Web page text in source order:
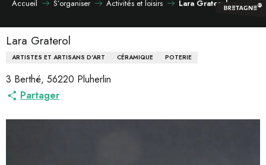
Accueil S’organiser Activités et loisirs Lara Graterol
Lara Graterol
ARTISTES ET ARTISANS D'ART CÉRAMIQUE POTERIE
3 Berthé, 56220 Pluherlin
Partager